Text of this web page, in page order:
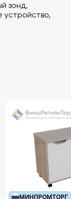
зонд,
устройство,
МИНПРОМТОРГ